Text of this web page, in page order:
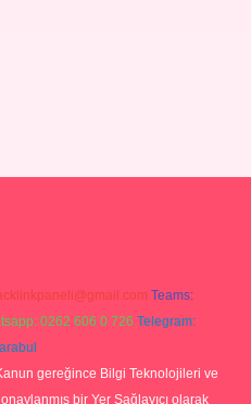
Teams:
0262 606 0 726 Telegram:
gereğince Bilgi Teknolojileri ve
bir Yer Sağlayıcı olarak